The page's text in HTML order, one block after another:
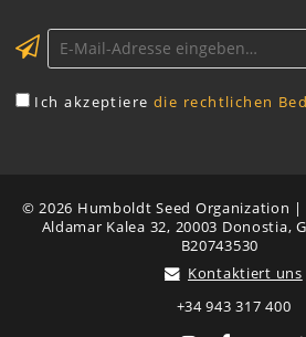
Ich akzeptieredie rechtlichen
© 2026 Humboldt Seed Organization |
Aldamar Kalea 32, 20003 Donostia,
B20743530
Kontaktiert uns
+34 943 317 400